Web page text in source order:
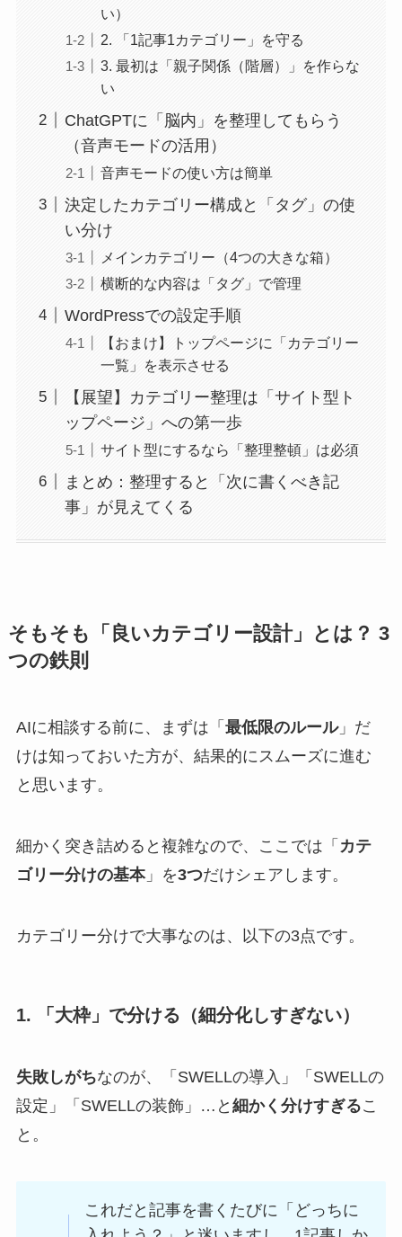
い）
2. 「1記事1カテゴリー」を守る
3. 最初は「親子関係（階層）」を作らな
い
ChatGPTに「脳内」を整理してもらう
（音声モードの活用）
音声モードの使い方は簡単
決定したカテゴリー構成と「タグ」の使
い分け
メインカテゴリー（4つの大きな箱）
横断的な内容は「タグ」で管理
WordPressでの設定手順
【おまけ】トップページに「カテゴリー
一覧」を表示させる
【展望】カテゴリー整理は「サイト型ト
ップページ」への第一歩
サイト型にするなら「整理整頓」は必須
まとめ：整理すると「次に書くべき記
事」が見えてくる
そもそも「良いカテゴリー設計」とは？ 3
つの鉄則
AIに相談する前に、まずは「 最低限のルール」だ
けは知っておいた方が、結果的にスムーズに進む
と思います。
細かく突き詰めると複雑なので、ここでは「 カテ
ゴリー分けの基本」を3つだけシェアします。
カテゴリー分けで大事なのは、以下の3点です。
1. 「大枠」で分ける（細分化しすぎない）
失敗しがちなのが、「SWELLの導入」「SWELLの
設定」「SWELLの装飾」…と 細かく分けすぎるこ
と。
これだと記事を書くたびに「どっちに